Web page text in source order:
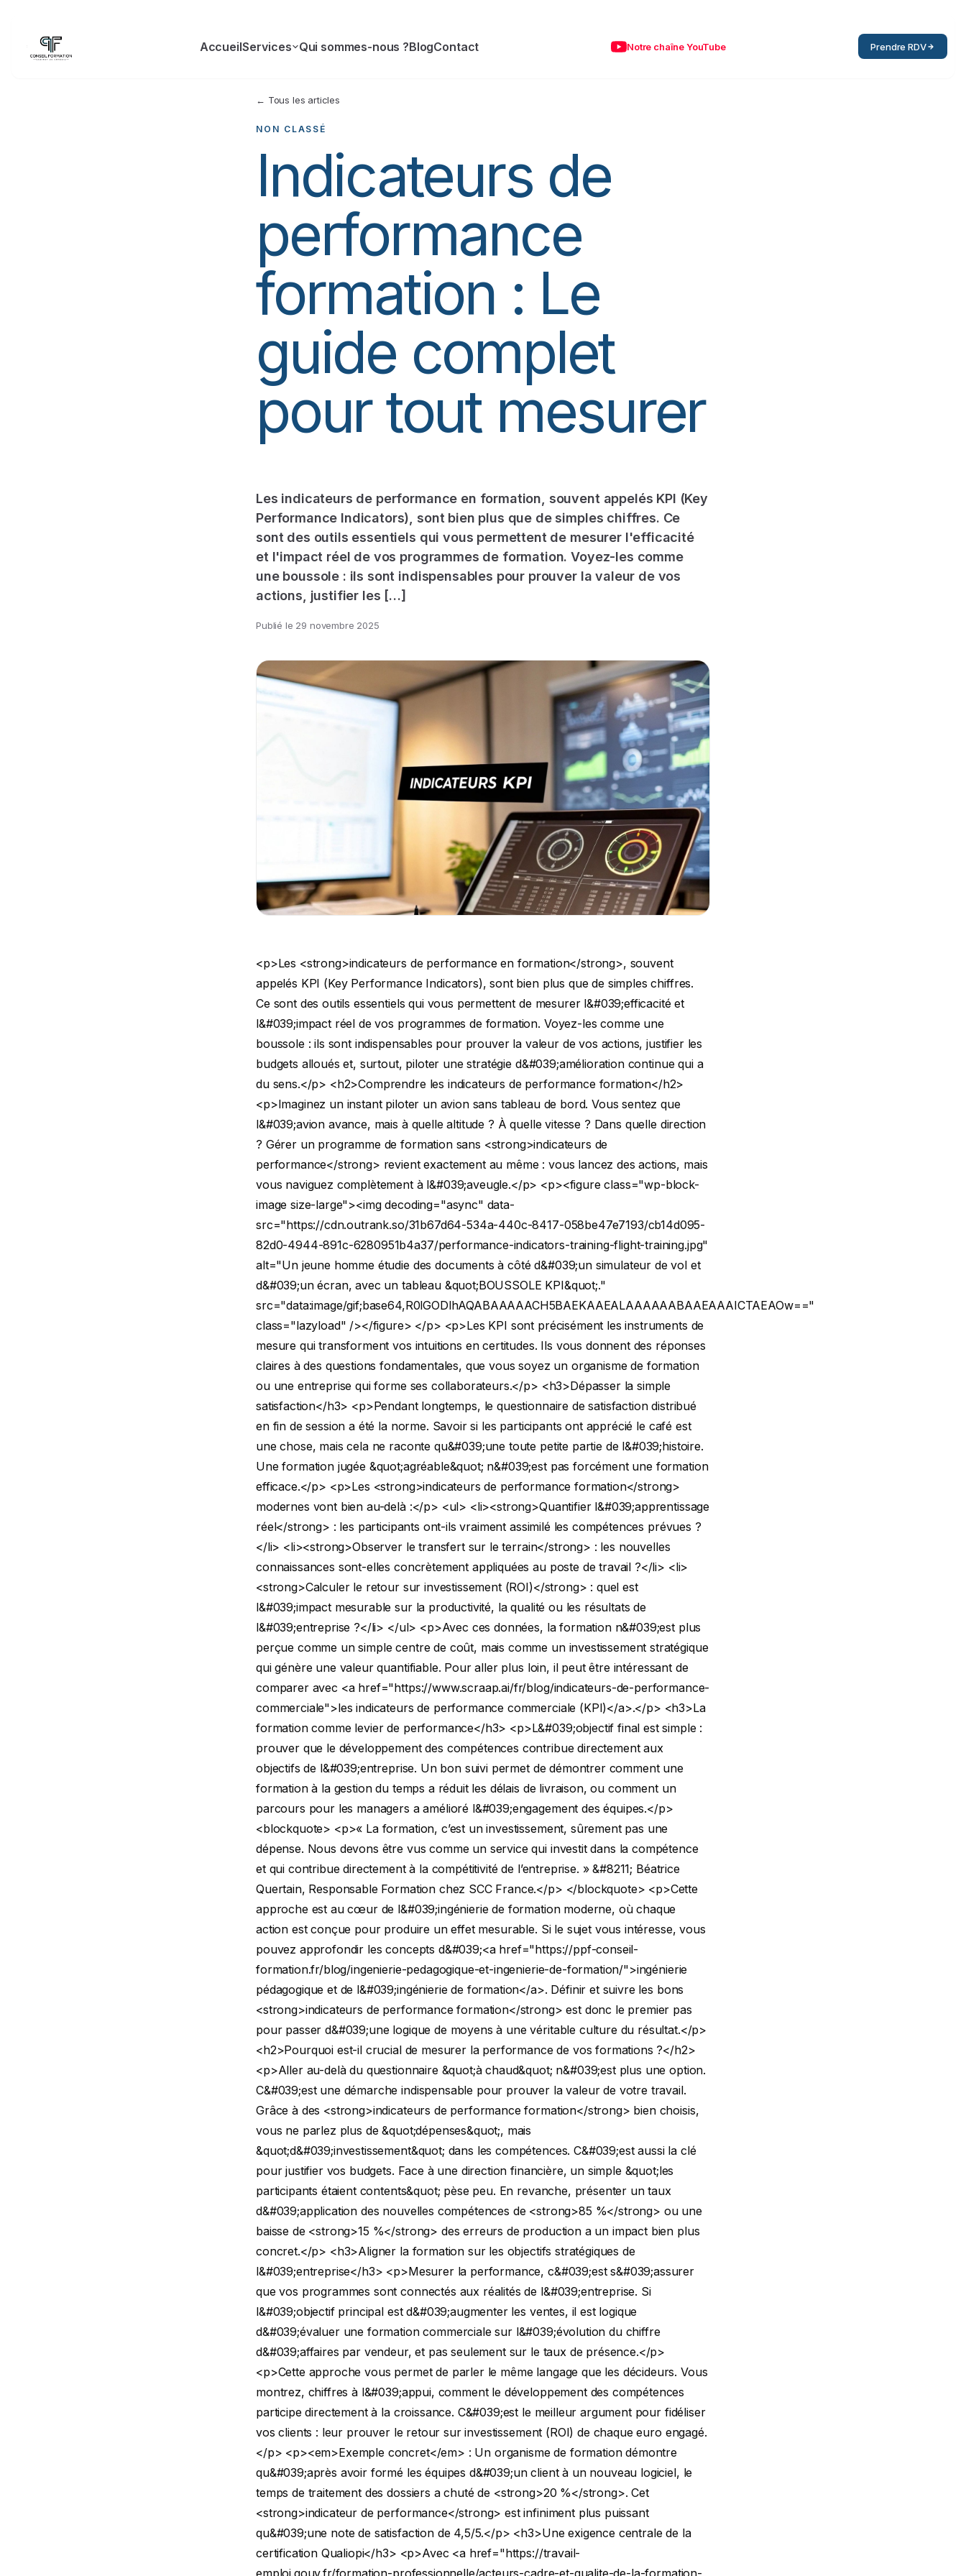
AccueilServices Qui sommes-nous ?BlogContact Notre chaîne YouTube Prendre RDV
← Tous les articles
NON CLASSÉ
Indicateurs de
performance
formation : Le
guide complet
pour tout mesurer
Les indicateurs de performance en formation, souvent appelés KPI (Key
Performance Indicators), sont bien plus que de simples chiffres. Ce
sont des outils essentiels qui vous permettent de mesurer l'efficacité
et l'impact réel de vos programmes de formation. Voyez-les comme
une boussole : ils sont indispensables pour prouver la valeur de vos
actions, justifier les […]
Publié le 29 novembre 2025
<p>Les <strong>indicateurs de performance en formation</strong>, souvent appelés KPI (Key Performance Indicators), sont bien plus que de simples chiffres. Ce sont des outils essentiels qui vous permettent de mesurer l&#039;efficacité et l&#039;impact réel de vos programmes de formation. Voyez-les comme une boussole : ils sont indispensables pour prouver la valeur de vos actions, justifier les budgets alloués et, surtout, piloter une stratégie d&#039;amélioration continue qui a du sens.</p> <h2>Comprendre les indicateurs de performance formation</h2> <p>Imaginez un instant piloter un avion sans tableau de bord. Vous sentez que l&#039;avion avance, mais à quelle altitude ? À quelle vitesse ? Dans quelle direction ? Gérer un programme de formation sans <strong>indicateurs de performance</strong> revient exactement au même : vous lancez des actions, mais vous naviguez complètement à l&#039;aveugle.</p> <p><figure class="wp-block-image size-large"><img decoding="async" data-src="https://cdn.outrank.so/31b67d64-534a-440c-8417-058be47e7193/cb14d095-82d0-4944-891c-6280951b4a37/performance-indicators-training-flight-training.jpg" alt="Un jeune homme étudie des documents à côté d&#039;un simulateur de vol et d&#039;un écran, avec un tableau &quot;BOUSSOLE KPI&quot;." src="data:image/gif;base64,R0lGODlhAQABAAAAACH5BAEKAAEALAAAAAABAAEAAAICTAEAOw==" class="lazyload" /></figure> </p> <p>Les KPI sont précisément les instruments de mesure qui transforment vos intuitions en certitudes. Ils vous donnent des réponses claires à des questions fondamentales, que vous soyez un organisme de formation ou une entreprise qui forme ses collaborateurs.</p> <h3>Dépasser la simple satisfaction</h3> <p>Pendant longtemps, le questionnaire de satisfaction distribué en fin de session a été la norme. Savoir si les participants ont apprécié le café est une chose, mais cela ne raconte qu&#039;une toute petite partie de l&#039;histoire. Une formation jugée &quot;agréable&quot; n&#039;est pas forcément une formation efficace.</p> <p>Les <strong>indicateurs de performance formation</strong> modernes vont bien au-delà :</p> <ul> <li><strong>Quantifier l&#039;apprentissage réel</strong> : les participants ont-ils vraiment assimilé les compétences prévues ?</li> <li><strong>Observer le transfert sur le terrain</strong> : les nouvelles connaissances sont-elles concrètement appliquées au poste de travail ?</li> <li><strong>Calculer le retour sur investissement (ROI)</strong> : quel est l&#039;impact mesurable sur la productivité, la qualité ou les résultats de l&#039;entreprise ?</li> </ul> <p>Avec ces données, la formation n&#039;est plus perçue comme un simple centre de coût, mais comme un investissement stratégique qui génère une valeur quantifiable. Pour aller plus loin, il peut être intéressant de comparer avec <a href="https://www.scraap.ai/fr/blog/indicateurs-de-performance-commerciale">les indicateurs de performance commerciale (KPI)</a>.</p> <h3>La formation comme levier de performance</h3> <p>L&#039;objectif final est simple : prouver que le développement des compétences contribue directement aux objectifs de l&#039;entreprise. Un bon suivi permet de démontrer comment une formation à la gestion du temps a réduit les délais de livraison, ou comment un parcours pour les managers a amélioré l&#039;engagement des équipes.</p> <blockquote> <p>« La formation, c’est un investissement, sûrement pas une dépense. Nous devons être vus comme un service qui investit dans la compétence et qui contribue directement à la compétitivité de l’entreprise. » &#8211; Béatrice Quertain, Responsable Formation chez SCC France.</p> </blockquote> <p>Cette approche est au cœur de l&#039;ingénierie de formation moderne, où chaque action est conçue pour produire un effet mesurable. Si le sujet vous intéresse, vous pouvez approfondir les concepts d&#039;<a href="https://ppf-conseil-formation.fr/blog/ingenierie-pedagogique-et-ingenierie-de-formation/">ingénierie pédagogique et de l&#039;ingénierie de formation</a>. Définir et suivre les bons <strong>indicateurs de performance formation</strong> est donc le premier pas pour passer d&#039;une logique de moyens à une véritable culture du résultat.</p> <h2>Pourquoi est-il crucial de mesurer la performance de vos formations ?</h2> <p>Aller au-delà du questionnaire &quot;à chaud&quot; n&#039;est plus une option. C&#039;est une démarche indispensable pour prouver la valeur de votre travail. Grâce à des <strong>indicateurs de performance formation</strong> bien choisis, vous ne parlez plus de &quot;dépenses&quot;, mais &quot;d&#039;investissement&quot; dans les compétences. C&#039;est aussi la clé pour justifier vos budgets. Face à une direction financière, un simple &quot;les participants étaient contents&quot; pèse peu. En revanche, présenter un taux d&#039;application des nouvelles compétences de <strong>85 %</strong> ou une baisse de <strong>15 %</strong> des erreurs de production a un impact bien plus concret.</p> <h3>Aligner la formation sur les objectifs stratégiques de l&#039;entreprise</h3> <p>Mesurer la performance, c&#039;est s&#039;assurer que vos programmes sont connectés aux réalités de l&#039;entreprise. Si l&#039;objectif principal est d&#039;augmenter les ventes, il est logique d&#039;évaluer une formation commerciale sur l&#039;évolution du chiffre d&#039;affaires par vendeur, et pas seulement sur le taux de présence.</p> <p>Cette approche vous permet de parler le même langage que les décideurs. Vous montrez, chiffres à l&#039;appui, comment le développement des compétences participe directement à la croissance. C&#039;est le meilleur argument pour fidéliser vos clients : leur prouver le retour sur investissement (ROI) de chaque euro engagé.</p> <p><em>Exemple concret</em> : Un organisme de formation démontre qu&#039;après avoir formé les équipes d&#039;un client à un nouveau logiciel, le temps de traitement des dossiers a chuté de <strong>20 %</strong>. Cet <strong>indicateur de performance</strong> est infiniment plus puissant qu&#039;une note de satisfaction de 4,5/5.</p> <h3>Une exigence centrale de la certification Qualiopi</h3> <p>Avec <a href="https://travail-emploi.gouv.fr/formation-professionnelle/acteurs-cadre-et-qualite-de-la-formation-professionnelle/qualiopi">Qualiopi</a>, la mesure de la performance est une obligation. L&#039;indicateur 32, par exemple, vous demande explicitement de suivre &quot;l&#039;insertion professionnelle des publics formés&quot;.</p> <blockquote> <p>La certification Qualiopi repose sur une culture de la preuve. Vos indicateurs de performance ne sont pas que des outils de pilotage. Ce sont les preuves concrètes que vous présenterez à l&#039;auditeur pour démontrer votre engagement dans une démarche d&#039;amélioration continue.</p> </blockquote> <p>Sans données chiffrées, il est très difficile de prouver que vous analysez vos résultats et ajustez vos formations en conséquence. Les <strong>indicateurs de performance formation</strong> sont donc vitaux pour obtenir et conserver votre certification.</p> <h3>S&#039;adapter aux besoins du marché pour rester pertinent</h3> <p>Un suivi régulier vous offre un tableau de bord précis sur l&#039;adéquation de votre offre avec les attentes du terrain. Le Baromètre de la formation professionnelle 2025 révèle que si <strong>47 %</strong> des actifs veulent se former, <strong>20 %</strong> des réticents estiment que l&#039;offre est inadaptée. C&#039;est un décalage énorme. Pour approfondir, consultez <a href="https://www.talenco.com/nos-publications/barometre-formation-professionnelle-tendances-pratiques-2025/">l&#039;étude complète sur les pratiques de formation 2025</a>.</p> <p>En analysant des indicateurs comme le taux de conversion de vos devis ou les motifs d&#039;abandon, vous repérez rapidement ce qui fonctionne et ce qui ne fonctionne pas. C&#039;est grâce à ces données que les organismes les plus agiles ajustent leurs formats et contenus pour coller aux besoins réels du marché.</p> <h2>Les 4 niveaux d&#039;indicateurs de performance à suivre (modèle Kirkpatrick)</h2> <p>Pour éviter de se noyer dans les chiffres, il faut une méthode. La plus connue et efficace est le modèle de Kirkpatrick, qui répartit les <strong>indicateurs de performance formation</strong> en quatre niveaux. Chaque niveau répond à une question précise, offrant une vision complète de l&#039;efficacité de vos actions.</p> <p>L&#039;idée est de progresser étape par étape, de la réaction immédiate des participants jusqu&#039;à l&#039;impact sur les résultats de l&#039;entreprise.</p> <p><figure class="wp-block-image size-large"><img decoding="async" data-src="https://cdn.outrank.so/31b67d64-534a-440c-8417-058be47e7193/a145eb4d-2b66-4c8c-8e6d-cc5c6f82278f/training-performance-indicators-training-roi.jpg" alt="Infographie expliquant pourquoi mesurer la formation, incluant la preuve du ROI, la justification des budgets, l&#039;alignement des objectifs et Qualiopi." src="data:image/gif;base64,R0lGODlhAQABAAAAACH5BAEKAAEALAAAAAABAAEAAAICTAEAOw==" class="lazyload" /></figure> </p> <p>Suivre ses <strong>indicateurs de performance</strong> n&#039;est donc pas une simple formalité administrative. C&#039;est un levier stratégique qui positionne la formation comme un moteur de croissance.</p> <h3>Niveau 1 : La Réaction des participants</h3> <p>Ce premier niveau répond à une question simple : la formation a-t-elle plu ? C&#039;est le classique questionnaire de satisfaction &quot;à chaud&quot;, juste après la session. Bien que parfois jugé superficiel, il est essentiel pour évaluer l&#039;expérience apprenant. Un participant mécontent du formateur ou du rythme retiendra difficilement les informations.</p> <p><em>Exemples d&#039;indicateurs à ce niveau :</em></p> <ul> <li><strong>Taux de satisfaction global</strong> : La note moyenne donnée à la formation.</li> <li><strong>Net Promoter Score (NPS)</strong> : La probabilité qu&#039;un participant recommande la formation. Un score au-d